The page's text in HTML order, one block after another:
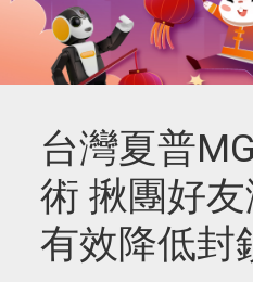
台灣夏普
術 揪團好友
有效降低封